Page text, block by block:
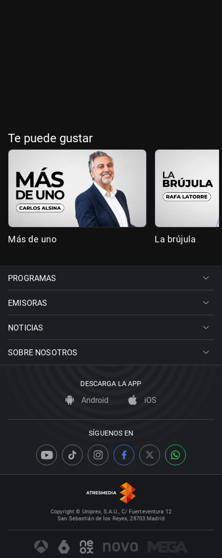
Te puede gustar
Más de uno La brújula
PROGRAMAS
EMISORAS
NOTICIAS
SOBRE NOSOTROS
DESCARGA LA APP
Android iOS
SÍGUENOS EN
Copyright © Uniprex, S.A.U., C/ Fuerteventura 12
San Sebastián de los Reyes, 28703 Madrid